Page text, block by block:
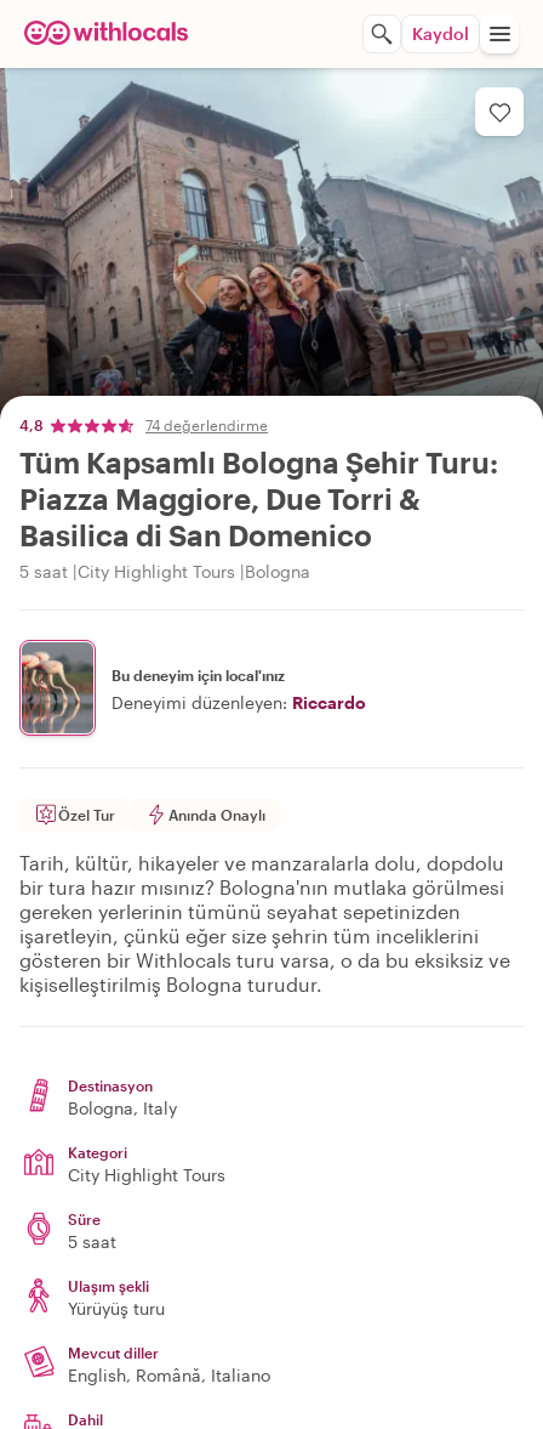
Kaydol
4,8 74 değerlendirme
Tüm Kapsamlı Bologna Şehir Turu:
Piazza Maggiore, Due Torri &
Basilica di San Domenico
5 saat City Highlight Tours Bologna
Bu deneyim için local'ınız
Deneyimi düzenleyen: Riccardo
Özel Tur Anında Onaylı
Tarih, kültür, hikayeler ve manzaralarla dolu, dopdolu
bir tura hazır mısınız? Bologna'nın mutlaka görülmesi
gereken yerlerinin tümünü seyahat sepetinizden
işaretleyin, çünkü eğer size şehrin tüm inceliklerini
gösteren bir Withlocals turu varsa, o da bu eksiksiz ve
kişiselleştirilmiş Bologna turudur.
Destinasyon
Bologna, Italy
Kategori
City Highlight Tours
Süre
5 saat
Ulaşım şekli
Yürüyüş turu
Mevcut diller
English, Română, Italiano
Dahil